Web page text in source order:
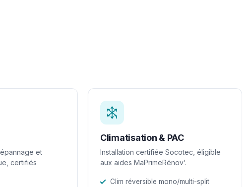
et
certifiés
Climatisation & PAC
Installation certifiée Socotec, éligible
aux aides MaPrimeRénov’.
Clim réversible mono/multi-split